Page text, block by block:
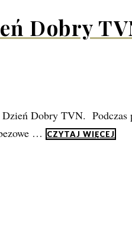
Dobry
Dobry TVN.
…
CZYTAJ WIĘCEJ